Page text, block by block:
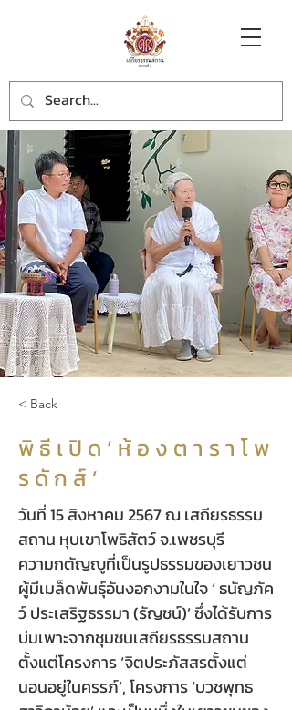
< Back
พิ ธี เ ปิ ด ‘ ห้ อ ง ต า ร า โ พ
ร ดั ก ส์ ’
วันที่ 15 สิงหาคม 2567 ณ เสถียรธรรม
สถาน หุบเขาโพธิสัตว์ จ.เพชรบุรี
ความกตัญญูที่เป็นรูปธรรมของเยาวชน
ผู้มีเมล็ดพันธุ์อันงอกงามในใจ ‘ ธนัญภัค
ว์ ประเสริฐธรรมา (รัญชน์)’ ซึ่งได้รับการ
บ่มเพาะจากชุมชนเสถียรธรรมสถาน
ตั้งแต่โครงการ ‘จิตประภัสสรตั้งแต่
นอนอยู่ในครรภ์’, โครงการ ‘บวชพุทธ